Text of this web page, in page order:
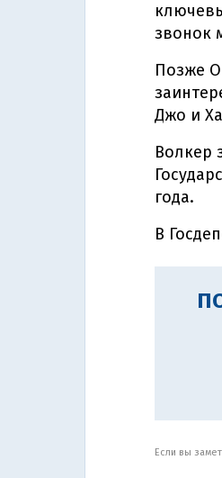
звонок
Позже
Джо и
Волкер
года.
В
Если вы